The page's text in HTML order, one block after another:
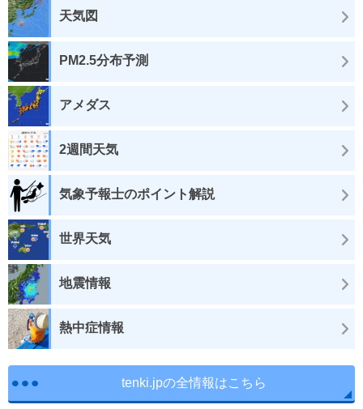
天気図
PM2.5分布予測
アメダス
2週間天気
気象予報士のポイント解説
世界天気
地震情報
熱中症情報
tenki.jpの全情報はこちら